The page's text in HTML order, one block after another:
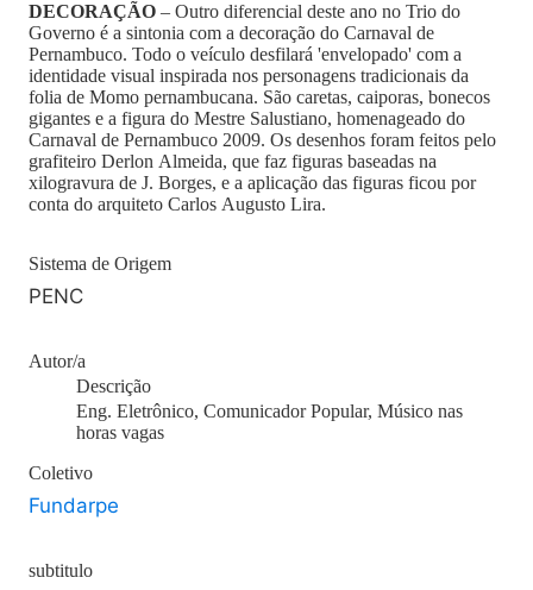
DECORAÇÃO – Outro diferencial deste ano no Trio do
Governo é a sintonia com a decoração do Carnaval de
Pernambuco. Todo o veículo desfilará 'envelopado' com a
identidade visual inspirada nos personagens tradicionais da
folia de Momo pernambucana. São caretas, caiporas, bonecos
gigantes e a figura do Mestre Salustiano, homenageado do
Carnaval de Pernambuco 2009. Os desenhos foram feitos pelo
grafiteiro Derlon Almeida, que faz figuras baseadas na
xilogravura de J. Borges, e a aplicação das figuras ficou por
conta do arquiteto Carlos Augusto Lira.
Sistema de Origem
PENC
Autor/a
Descrição
Eng. Eletrônico, Comunicador Popular, Músico nas
horas vagas
Coletivo
Fundarpe
subtitulo